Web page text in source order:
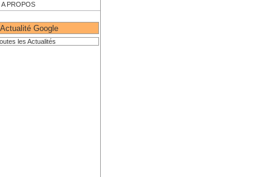
A PROPOS
Actualité Google
les Actualités